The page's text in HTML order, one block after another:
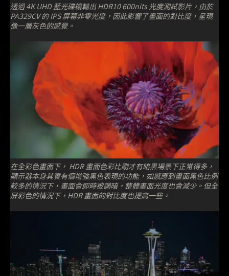
透過 4K UHD 藍光碟機輸出 HDR10 600nits 光度測試影片，由於
PA329CV 的 IPS 屏幕非零光度，因此影響了畫面的對比度，呈現
像一層灰色的感覺。
在全彩色畫面下， HDR 畫面色彩比剛才有暗黑場景下正常得多，
顯示器本身其實有個增強黑色表現的功能，如感應到畫面黑色比例
較多的情況下，畫面會即時被調暗，整體畫面光度也會減少。但全
屏彩色的情況下，HDR 畫面的對比度也提高一些。